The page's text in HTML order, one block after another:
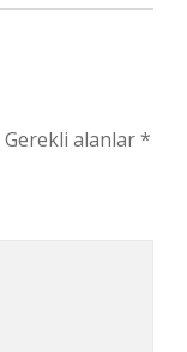
Gerekli alanlar*